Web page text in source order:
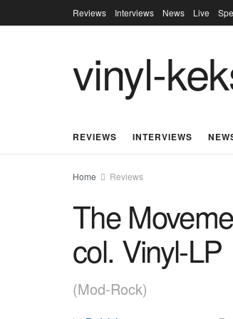
Reviews Interviews News Live
vinyl-
REVIEWS INTERVIEWS
Home Reviews
The
col. Vinyl-LP
(Mod-Rock)